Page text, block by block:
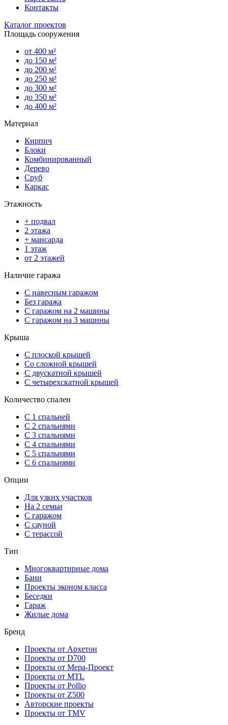
Контакты
Каталог проектов
Площадь сооружения
от 400 м²
до 150 м²
до 200 м²
до 250 м²
до 300 м²
до 350 м²
до 400 м²
Материал
Кирпич
Блоки
Комбинированный
Дерево
Сруб
Каркас
Этажность
+ подвал
2 этажа
+ мансарда
1 этаж
от 2 этажей
Наличие гаража
С навесным гаражом
Без гаража
С гаражом на 2 машины
С гаражом на 3 машины
Крыша
С плоской крышей
Со сложной крышей
С двускатной крышей
С четырехскатной крышей
Количество спален
С 1 спальней
С 2 спальнями
С 3 спальнями
С 4 спальнями
С 5 спальнями
С 6 спальнями
Опции
Для узких участков
На 2 семьи
С гаражом
С сауной
С терассой
Тип
Многоквартирные дома
Бани
Проекты эконом класса
Беседки
Гараж
Жилые дома
Бренд
Проекты от Архетон
Проекты от D700
Проекты от Мера-Проект
Проекты от MTL
Проекты от Pollio
Проекты от Z500
Авторские проекты
Проекты от TMV